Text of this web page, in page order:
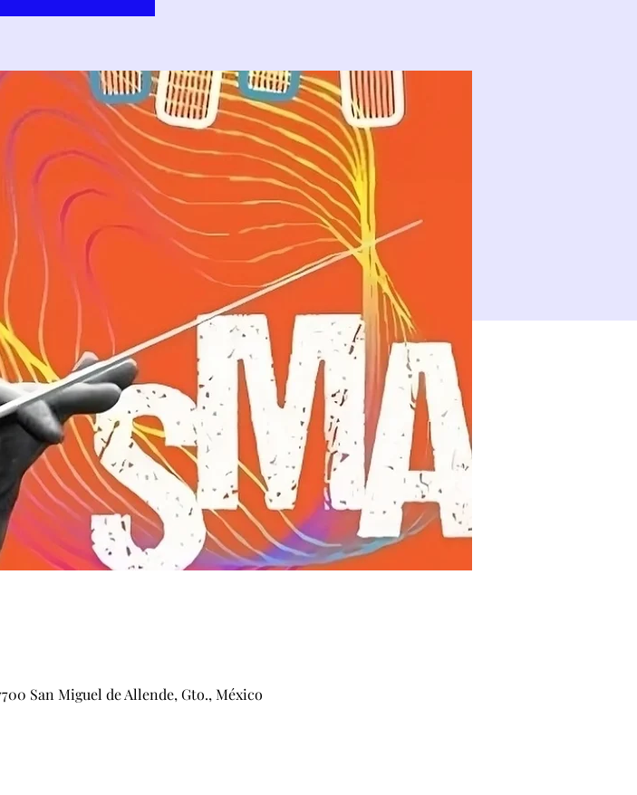
San Miguel de Allende, Gto., México